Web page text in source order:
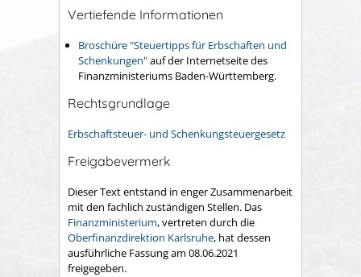
Vertiefende Informationen
Broschüre "Steuertipps für Erbschaften und
Schenkungen"auf der Internetseite des
Finanzministeriums Baden-Württemberg.
Rechtsgrundlage
Erbschaftsteuer- und Schenkungsteuergesetz
Freigabevermerk
Dieser Text entstand in enger Zusammenarbeit
mit den fachlich zuständigen Stellen. Das
Finanzministerium, vertreten durch die
Oberfinanzdirektion Karlsruhe, hat dessen
ausführliche Fassung am 08.06.2021
freigegeben.